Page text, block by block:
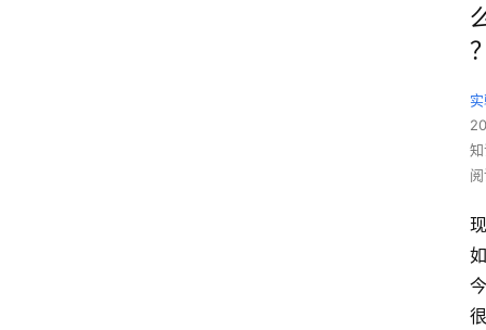
现
如
今
很